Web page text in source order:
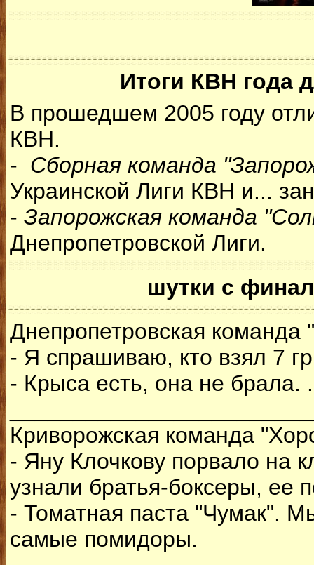
Итоги КВН года
В прошедшем 2005 году
КВН.
- Сборная команда
Украинской Лиги КВН и...
- Запорожская команда
Днепропетровской Лиги.
шутки с
Днепропетровская
- Я спрашиваю, кто взял 7
- Крыса есть, она не брала.
Криворожская команда
- Яну Клочкову порвало на
узнали братья-боксеры, ее
- Томатная паста "Чумак".
самые помидоры.